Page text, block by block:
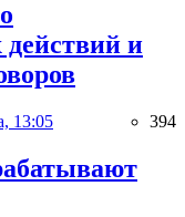
и
13:05 394